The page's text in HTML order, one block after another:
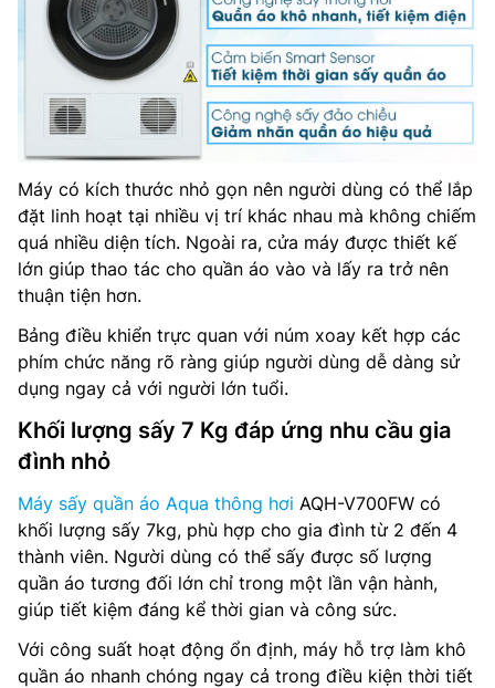
Máy có kích thước nhỏ gọn nên người dùng có thể lắp
đặt linh hoạt tại nhiều vị trí khác nhau mà không chiếm
quá nhiều diện tích. Ngoài ra, cửa máy được thiết kế
lớn giúp thao tác cho quần áo vào và lấy ra trở nên
thuận tiện hơn.
Bảng điều khiển trực quan với núm xoay kết hợp các
phím chức năng rõ ràng giúp người dùng dễ dàng sử
dụng ngay cả với người lớn tuổi.
Khối lượng sấy 7 Kg đáp ứng nhu cầu gia
đình nhỏ
Máy sấy quần áo Aqua thông hơi AQH-V700FW có
khối lượng sấy 7kg, phù hợp cho gia đình từ 2 đến 4
thành viên. Người dùng có thể sấy được số lượng
quần áo tương đối lớn chỉ trong một lần vận hành,
giúp tiết kiệm đáng kể thời gian và công sức.
Với công suất hoạt động ổn định, máy hỗ trợ làm khô
quần áo nhanh chóng ngay cả trong điều kiện thời tiết